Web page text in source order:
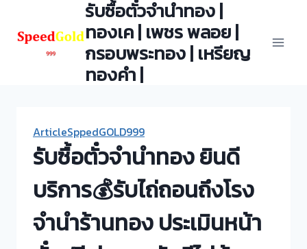
content
รับซื้อตั๋วจำนำทอง |
ทองเค | เพชร พลอย |
กรอบพระทอง | เหรียญ
ทองคำ |
ArticleSppedGOLD999
รับซื้อตั๋วจำนำทอง ยินดี
บริการ💰รับไถ่ถอนถึงโรง
จำนำร้านทอง ประเมินหน้า